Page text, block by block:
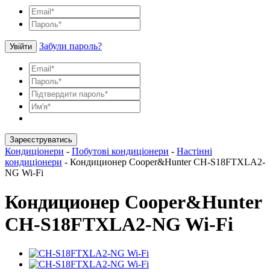
Увійти Забули пароль?
Зареєструватись
Кондиціонери - Побутові кондиціонери - Настінні
кондиціонери - Кондиционер Cooper&Hunter CH-S18FTXLA2-
NG Wi-Fi
Кондиционер Cooper&Hunter
CH-S18FTXLA2-NG Wi-Fi